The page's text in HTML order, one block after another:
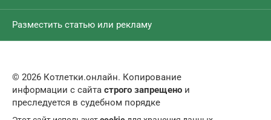
Разместить статью или рекламу
© 2026 Котлетки.онлайн. Копирование
информации с сайта строго запрещено и
преследуется в судебном порядке